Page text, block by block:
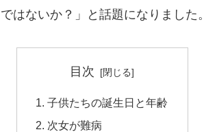
はないか？」と話題になりました。
目次
子供たちの誕生日と年齢
次女が難病